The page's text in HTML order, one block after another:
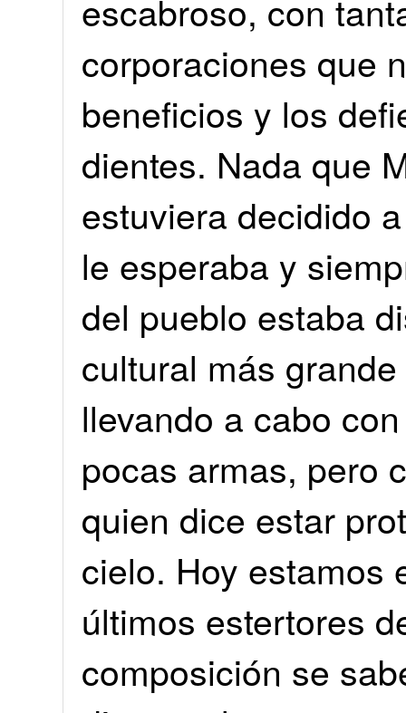
escabroso, con
corporaciones que
beneficios y los
dientes. Nada que
estuviera decidido
le esperaba y
del pueblo estaba
cultural más
llevando a cabo
pocas armas, pero
quien dice estar
cielo. Hoy estamos
últimos estertores
composición se